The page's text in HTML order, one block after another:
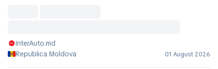
InterAuto.md
Republica Moldova
01 August 2026